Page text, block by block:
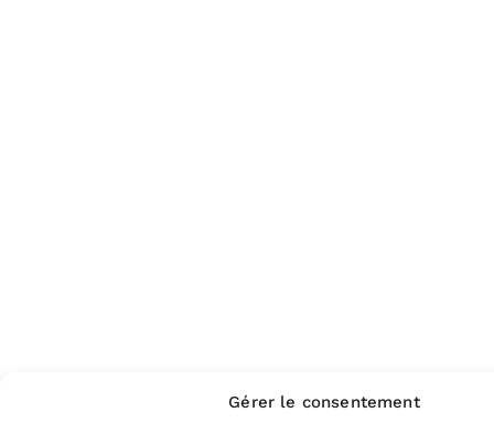
Gérer le consentement